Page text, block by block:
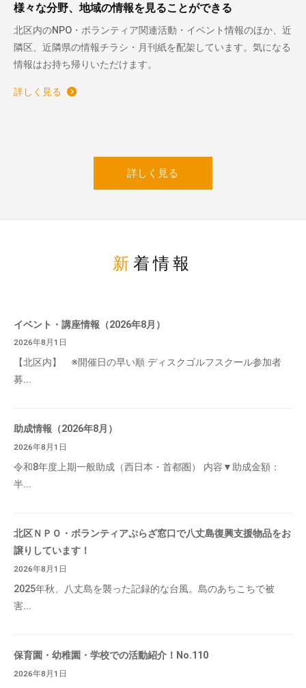
様々な分野、地域の情報を見ることができる
北区内のNPO・ボランティア関連活動・イベント情報のほか、近
隣区、近隣県の情報チラシ・月刊紙を配架しています。気になる
情報はお持ち帰りいただけます。
詳しく見る
詳しく見る
新着情報
イベント・講座情報（2026年8月）
2026年8月1日
【北区内】 ※開催日の早い順 ディスクゴルフスクール参加者
募...
助成情報（2026年8月）
2026年8月1日
令和8年度上期一般助成（西日本・首都圏） 内容▼助成金額：
半...
北区ＮＰＯ・ボランティアぷらざ窓口で八丈島復興支援物品をお
譲りしています！
2026年8月1日
2025年秋、八丈島を襲った記録的な台風。島のあちこちで被
害...
保育園・幼稚園・学校での活動紹介！No.110
2026年8月1日